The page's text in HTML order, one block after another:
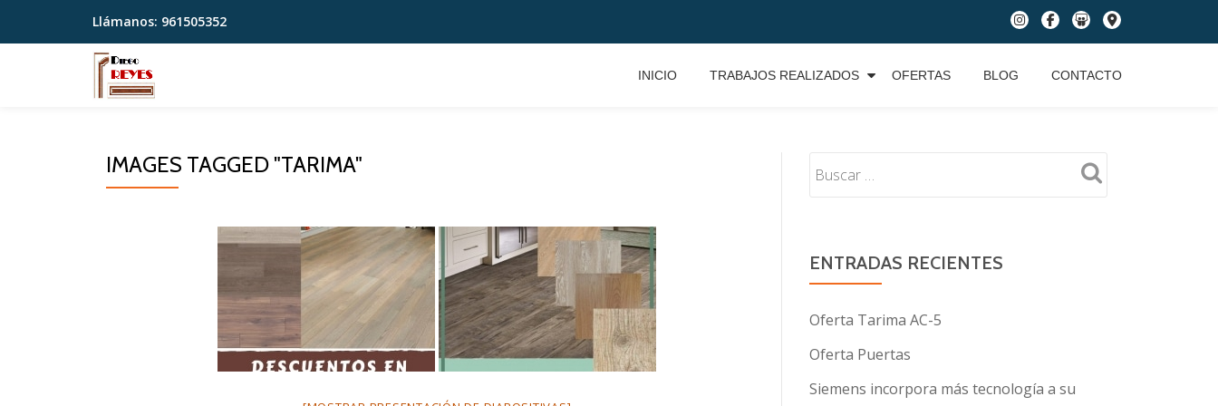
Saltar
Llámanos: 961505352
fa-
instagram
fa-
facebook
fa-
slideshare
fa-
map-
marker
INICIO TRABAJOS REALIZADOS OFERTAS BLOG CONTACTO
IMAGES TAGGED "TARIMA"
ENTRADAS RECIENTES
Oferta Tarima AC-5
Oferta Puertas
Siemens incorpora más tecnología a su